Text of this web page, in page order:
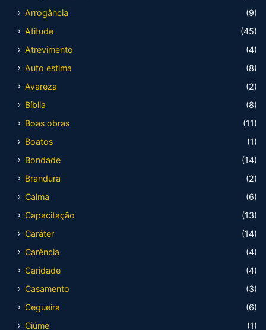
Arrogância
(9)
Atitude
(45)
Atrevimento
(4)
Auto estima
(8)
Avareza
(2)
Bíblia
(8)
Boas obras
(11)
Boatos
(1)
Bondade
(14)
Brandura
(2)
Calma
(6)
Capacitação
(13)
Caráter
(14)
Carência
(4)
Caridade
(4)
Casamento
(3)
Cegueira
(6)
Ciúme
(1)